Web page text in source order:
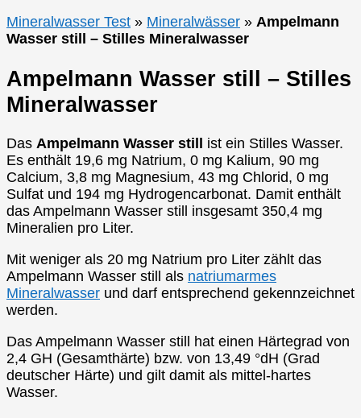
Mineralwasser Test » Mineralwässer » Ampelmann
Wasser still – Stilles Mineralwasser
Ampelmann Wasser still – Stilles
Mineralwasser
Das Ampelmann Wasser still
ist ein Stilles Wasser.
Es enthält 19,6 mg Natrium, 0 mg Kalium, 90 mg
Calcium, 3,8 mg Magnesium, 43 mg Chlorid, 0 mg
Sulfat und 194 mg Hydrogencarbonat. Damit enthält
das Ampelmann Wasser still insgesamt 350,4 mg
Mineralien pro Liter.
Mit weniger als 20 mg Natrium pro Liter zählt das
Ampelmann Wasser still als natriumarmes
Mineralwasser und darf entsprechend gekennzeichnet
werden.
Das Ampelmann Wasser still hat einen Härtegrad von
2,4 GH (Gesamthärte) bzw. von 13,49 °dH (Grad
deutscher Härte) und gilt damit als mittel-hartes
Wasser.